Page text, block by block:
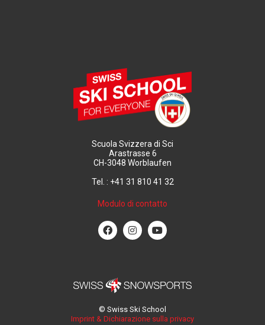
Scuola Svizzera di Sci
Arastrasse 6
CH-3048 Worblaufen
Tel. : +41 31 810 41 32
Modulo di contatto
© Swiss Ski School
Imprint & Dichiarazione sulla privacy